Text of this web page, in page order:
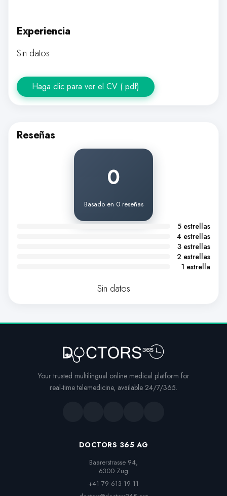
Experiencia
Sin datos
Haga clic para ver el CV (.pdf)
Reseñas
0
Basado en 0 reseñas
5 estrellas
4 estrellas
3 estrellas
2 estrellas
1 estrella
Sin datos
Your trusted multilingual online medical platform for
real-time telemedicine, available 24/7/365.
DOCTORS 365 AG
Baarerstrasse 94,
6300 Zug
+41 79 613 19 11